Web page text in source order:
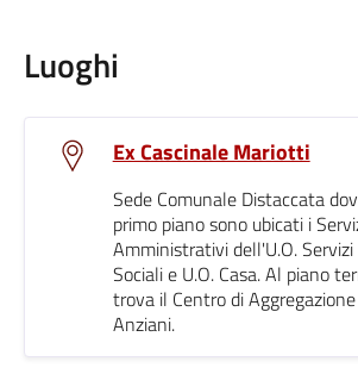
Luoghi
Ex Cascinale Mariotti
Sede Comunale Distaccata
primo piano sono ubicati i
Amministrativi dell'U.O. Servizi
Sociali e U.O. Casa. Al piano
trova il Centro di Aggregazione
Anziani.